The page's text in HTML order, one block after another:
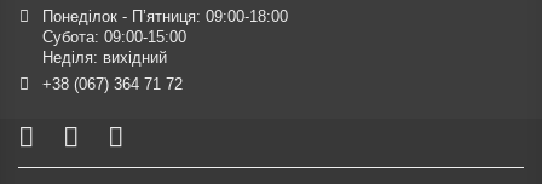
Понеділок - П’ятниця: 09:00-18:00
Субота: 09:00-15:00
Неділя: вихідний
+38 (067) 364 71 72